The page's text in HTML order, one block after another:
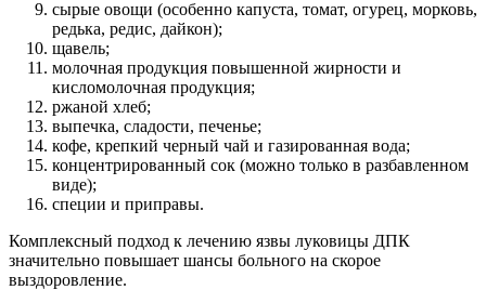
сырые овощи (особенно капуста, томат, огурец, морковь,
редька, редис, дайкон);
щавель;
молочная продукция повышенной жирности и
кисломолочная продукция;
ржаной хлеб;
выпечка, сладости, печенье;
кофе, крепкий черный чай и газированная вода;
концентрированный сок (можно только в разбавленном
виде);
специи и приправы.
Комплексный подход к лечению язвы луковицы ДПК
значительно повышает шансы больного на скорое
выздоровление.